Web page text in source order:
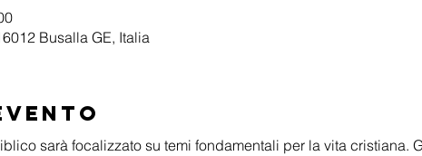
Busalla GE, Italia
sarà focalizzato su temi fondamentali per la vita cristiana.